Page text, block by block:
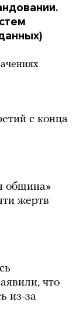
с конца
община»
жертв
что
из-за